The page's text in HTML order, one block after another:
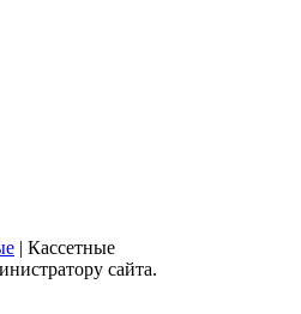
| Кассетные
сайта.